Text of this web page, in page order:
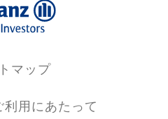
マップ
利用にあたって